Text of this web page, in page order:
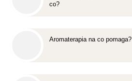
co?
Aromaterapia na co pomaga?